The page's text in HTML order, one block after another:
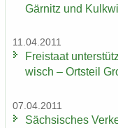
Gär­nitz und
11.04.2011
Frei­staat
wisch – Orts­teil
07.04.2011
Säch­si­sches